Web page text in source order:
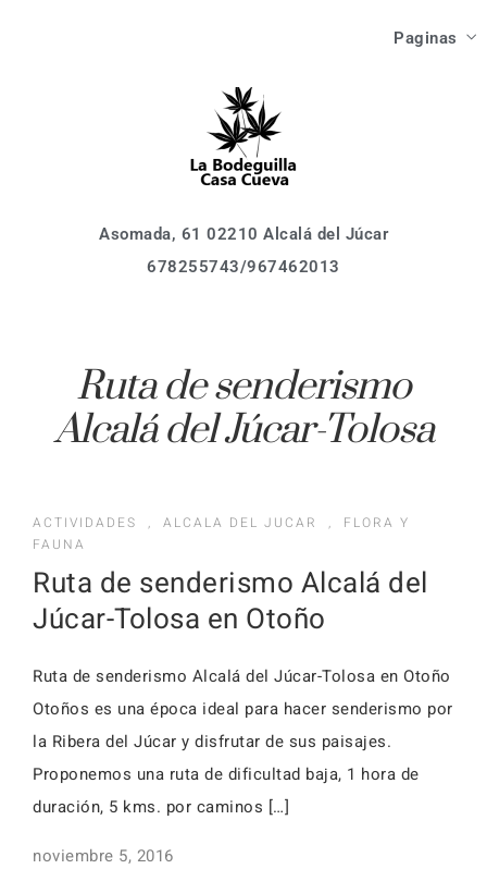
Paginas
Faq
Alojamientos
Asomada, 61 02210 Alcalá del Júcar
678255743/967462013
Las
Alojamientos
678255743/967462013
Ruta de senderismo
Alcalá del Júcar-Tolosa
ACTIVIDADES , ALCALA DEL JUCAR , FLORA Y
FAUNA
Ruta de senderismo Alcalá del
Júcar-Tolosa en Otoño
Ruta de senderismo Alcalá del Júcar-Tolosa en Otoño
Otoños es una época ideal para hacer senderismo por
la Ribera del Júcar y disfrutar de sus paisajes.
Proponemos una ruta de dificultad baja, 1 hora de
duración, 5 kms. por caminos […]
noviembre 5, 2016